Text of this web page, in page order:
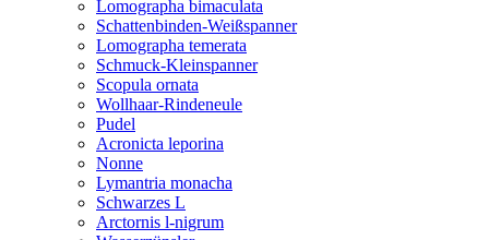
Lomographa bimaculata
Schattenbinden-Weißspanner
Lomographa temerata
Schmuck-Kleinspanner
Scopula ornata
Wollhaar-Rindeneule
Pudel
Acronicta leporina
Nonne
Lymantria monacha
Schwarzes L
Arctornis l-nigrum